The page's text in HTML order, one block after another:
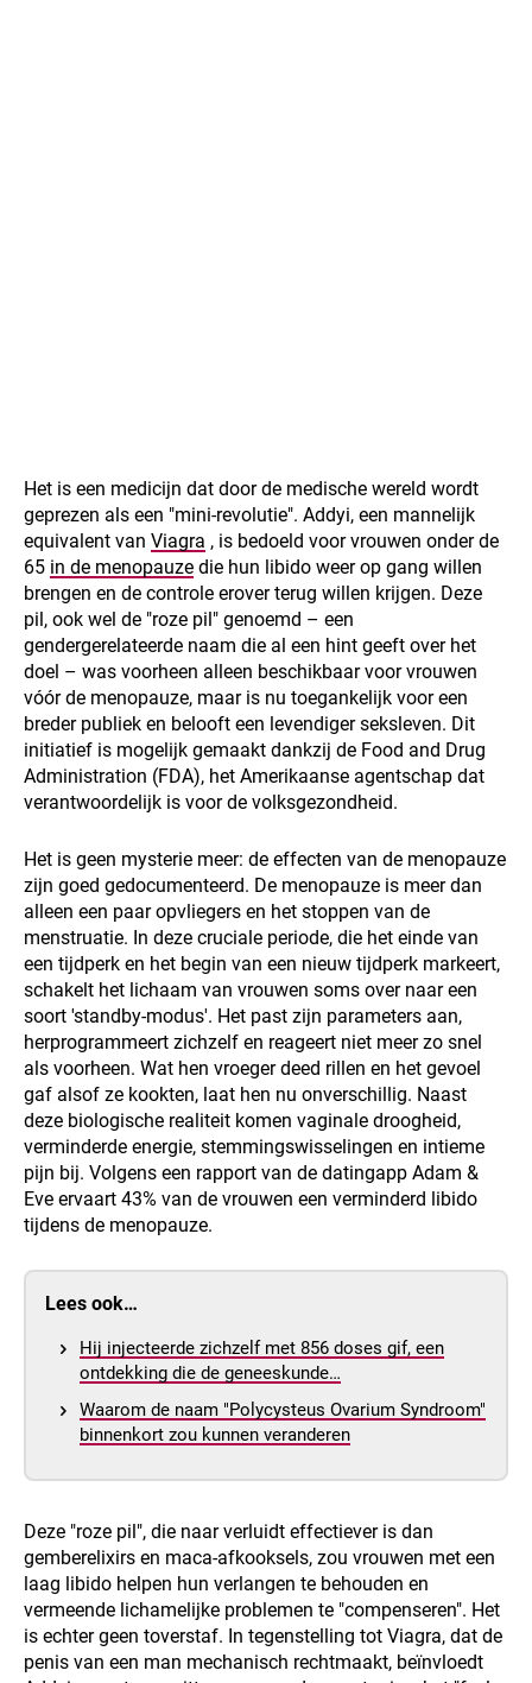
Het is een medicijn dat door de medische wereld wordt
geprezen als een "mini-revolutie". Addyi, een mannelijk
equivalent van Viagra , is bedoeld voor vrouwen onder de
65 in de menopauze die hun libido weer op gang willen
brengen en de controle erover terug willen krijgen. Deze
pil, ook wel de "roze pil" genoemd – een
gendergerelateerde naam die al een hint geeft over het
doel – was voorheen alleen beschikbaar voor vrouwen
vóór de menopauze, maar is nu toegankelijk voor een
breder publiek en belooft een levendiger seksleven. Dit
initiatief is mogelijk gemaakt dankzij de Food and Drug
Administration (FDA), het Amerikaanse agentschap dat
verantwoordelijk is voor de volksgezondheid.
Het is geen mysterie meer: de effecten van de menopauze
zijn goed gedocumenteerd. De menopauze is meer dan
alleen een paar opvliegers en het stoppen van de
menstruatie. In deze cruciale periode, die het einde van
een tijdperk en het begin van een nieuw tijdperk markeert,
schakelt het lichaam van vrouwen soms over naar een
soort 'standby-modus'. Het past zijn parameters aan,
herprogrammeert zichzelf en reageert niet meer zo snel
als voorheen. Wat hen vroeger deed rillen en het gevoel
gaf alsof ze kookten, laat hen nu onverschillig. Naast
deze biologische realiteit komen vaginale droogheid,
verminderde energie, stemmingswisselingen en intieme
pijn bij. Volgens een rapport van de datingapp Adam &
Eve ervaart 43% van de vrouwen een verminderd libido
tijdens de menopauze.
Lees ook…
Hij injecteerde zichzelf met 856 doses gif, een
ontdekking die de geneeskunde…
Waarom de naam "Polycysteus Ovarium Syndroom"
binnenkort zou kunnen veranderen
Deze "roze pil", die naar verluidt effectiever is dan
gemberelixirs en maca-afkooksels, zou vrouwen met een
laag libido helpen hun verlangen te behouden en
vermeende lichamelijke problemen te "compenseren". Het
is echter geen toverstaf. In tegenstelling tot Viagra, dat de
penis van een man mechanisch rechtmaakt, beïnvloedt